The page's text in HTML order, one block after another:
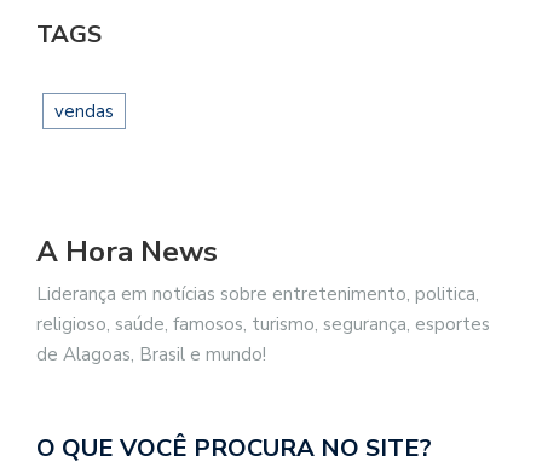
TAGS
vendas
A Hora News
Liderança em notícias sobre entretenimento, politica,
religioso, saúde, famosos, turismo, segurança, esportes
de Alagoas, Brasil e mundo!
O QUE VOCÊ PROCURA NO SITE?